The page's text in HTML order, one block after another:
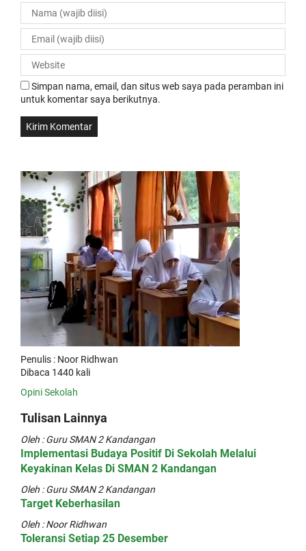
Simpan nama, email, dan situs web saya pada peramban ini
untuk komentar saya berikutnya.
Penulis : Noor Ridhwan
Dibaca 1440 kali
OpiniSekolah
Tulisan Lainnya
Oleh : Guru SMAN 2 Kandangan
Implementasi Budaya Positif Di Sekolah Melalui
Keyakinan Kelas Di SMAN 2 Kandangan
Oleh : Guru SMAN 2 Kandangan
Target Keberhasilan
Oleh : Noor Ridhwan
Toleransi Setiap 25 Desember